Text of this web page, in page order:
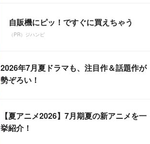
自販機にピッ！ですぐに買えちゃう
（PR）ジハンピ
2026年7月夏ドラマも、注目作＆話題作が
勢ぞろい！
【夏アニメ2026】7月期夏の新アニメを一
挙紹介！